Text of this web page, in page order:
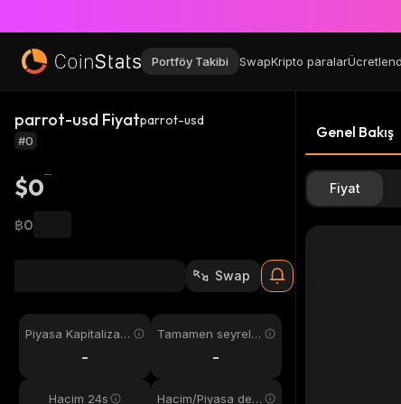
Portföy Takibi SwapKripto paralar
parrot-usd Fiyatparrot-usd
#0
$0
฿0
Swap
Piyasa Kapitalizas
-
Tamamen seyreltil
-
Hacim 24s Hacim/Piyasa değ
Genel Bakış
Fiyat